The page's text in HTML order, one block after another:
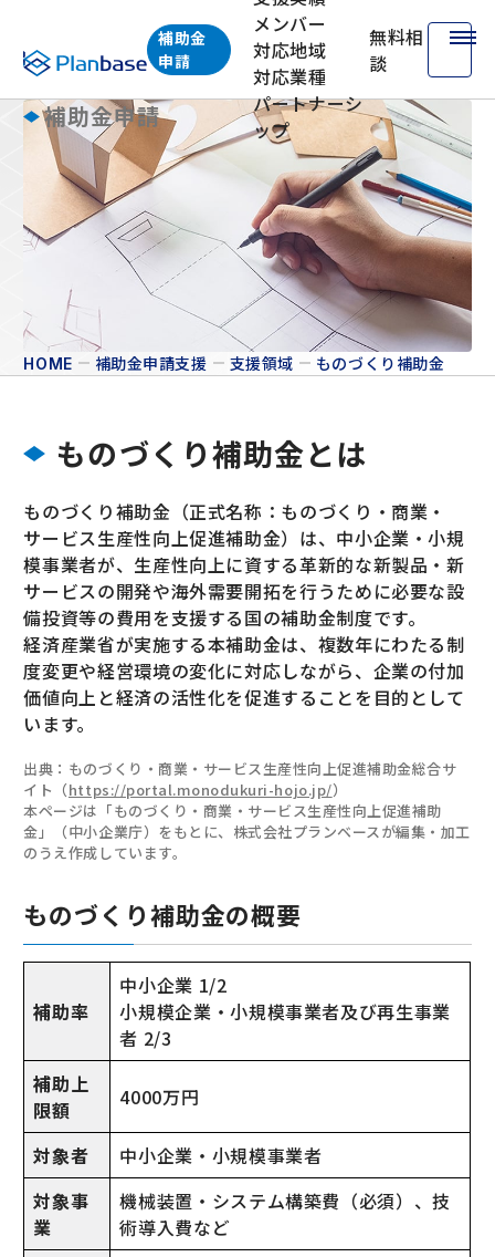
株式会社プランベース
補助金
申請
メンバー
対応地域
対応業種
パートナーシ
ップ
無料相
談
補助金申請
ものづくり補助金
HOME 補助金申請支援 支援領域 ものづくり補助金
ものづくり補助金とは
ものづくり補助金（正式名称：ものづくり・商業・
サービス生産性向上促進補助金）は、中小企業・小規
模事業者が、生産性向上に資する革新的な新製品・新
サービスの開発や海外需要開拓を行うために必要な設
備投資等の費用を支援する国の補助金制度です。
経済産業省が実施する本補助金は、複数年にわたる制
度変更や経営環境の変化に対応しながら、企業の付加
価値向上と経済の活性化を促進することを目的として
います。
出典：ものづくり・商業・サービス生産性向上促進補助金総合サ
イト（https://portal.monodukuri-hojo.jp/）
本ページは「ものづくり・商業・サービス生産性向上促進補助
金」（中小企業庁）をもとに、株式会社プランベースが編集・加工
のうえ作成しています。
ものづくり補助金の概要
補助率
中小企業 1/2
小規模企業・小規模事業者及び再生事業
者 2/3
補助上
限額
4000万円
対象者
中小企業・小規模事業者
対象事
業
機械装置・システム構築費（必須）、技
術導入費など